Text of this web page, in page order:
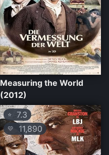
Measuring the World
(2012)
⭐ 7.3
💛 11,890